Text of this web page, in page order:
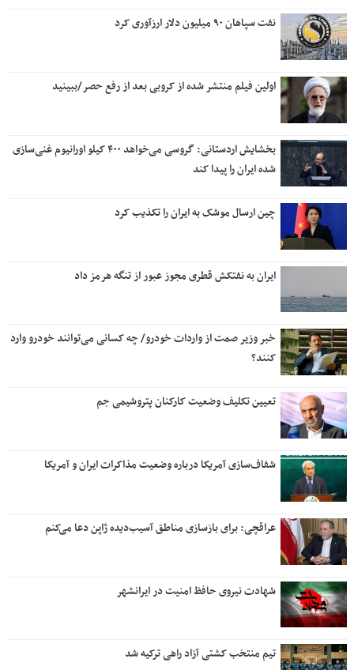
نفت سپاهان ۹۰ میلیون دلار ارزآوری کرد
اولین فیلم منتشر شده از کروبی بعد از رفع حصر/ببینید
بخشایش اردستانی: گروسی می‌خواهد ۴۰۰ کیلو اورانیوم غنی‌سازی
شده ایران را پیدا کند
چین ارسال موشک به ایران را تکذیب کرد
ایران به نفتکش قطری مجوز عبور از تنگه هرمز داد
خبر وزیر صمت از واردات خودرو/ چه کسانی می‌توانند خودرو وارد
کنند؟
تعیین تکلیف وضعیت کارکنان پتروشیمی جم
شفاف‌سازی آمریکا درباره وضعیت مذاکرات ایران و آمریکا
عراقچی: برای بازسازی مناطق آسیب‌دیده ژاپن دعا می‌کنم
شهادت نیروی حافظ امنیت در ایرانشهر
تیم منتخب کشتی آزاد راهی ترکیه شد